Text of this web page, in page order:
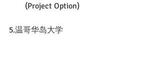
(Project Option)
5.温哥华岛大学